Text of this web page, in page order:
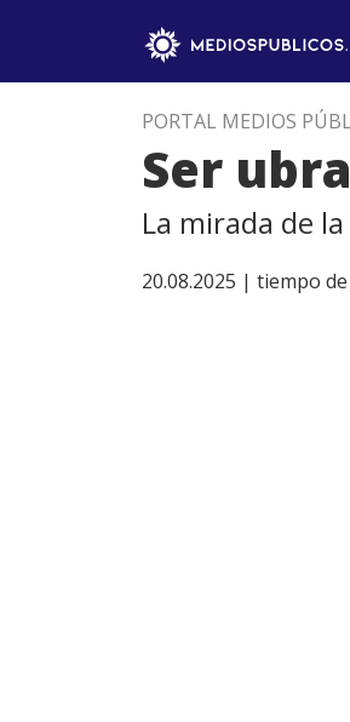
PORTAL MEDIOS
Ser
La mirada de
20.08.2025 | tiempo